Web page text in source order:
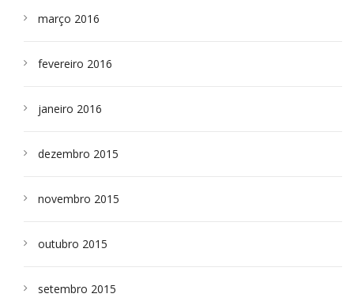
março 2016
fevereiro 2016
janeiro 2016
dezembro 2015
novembro 2015
outubro 2015
setembro 2015